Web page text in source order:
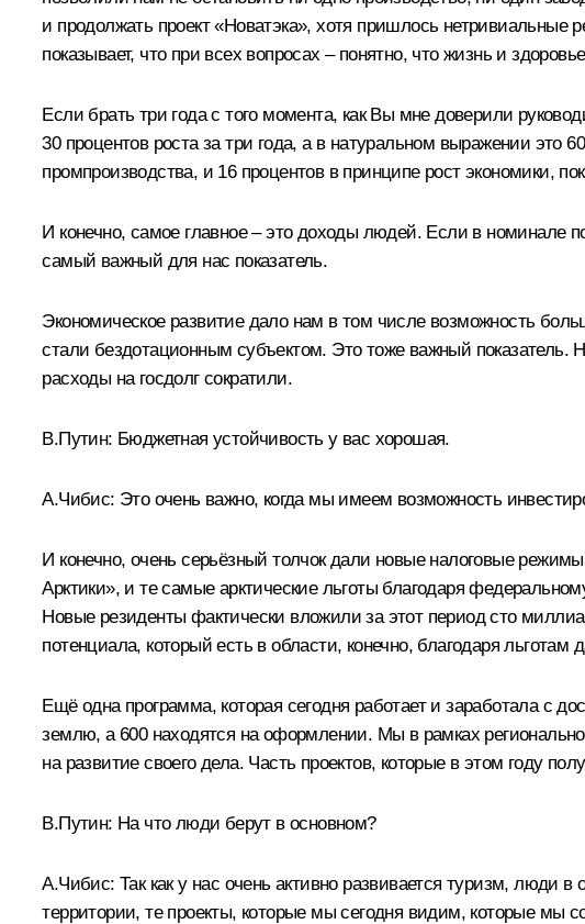
и продолжать проект «Новатэка», хотя пришлось
показывает, что при всех вопросах – понятно, что жизнь и
Если брать три года с того момента, как Вы мне доверили
30 процентов роста за три года, а в натуральном выражении это
промпроизводства, и 16 процентов в принципе рост экономики,
И конечно, самое главное – это доходы людей. Если в номинале
самый важный для нас показатель.
Экономическое развитие дало нам в том числе возможность
стали бездотационным субъектом. Это тоже важный
расходы на госдолг сократили.
В.Путин: Бюджетная устойчивость у вас хорошая.
А.Чибис: Это очень важно, когда мы имеем возможность
И конечно, очень серьёзный толчок дали новые налоговые
Арктики», и те самые арктические льготы благодаря
Новые резиденты фактически вложили за этот период сто
потенциала, который есть в области, конечно, благодаря
Ещё одна программа, которая сегодня работает и заработала с
землю, а 600 находятся на оформлении. Мы в рамках
на развитие своего дела. Часть проектов, которые в этом году
В.Путин: На что люди берут в основном?
А.Чибис: Так как у нас очень активно развивается туризм, люди
территории, те проекты, которые мы сегодня видим, которые мы